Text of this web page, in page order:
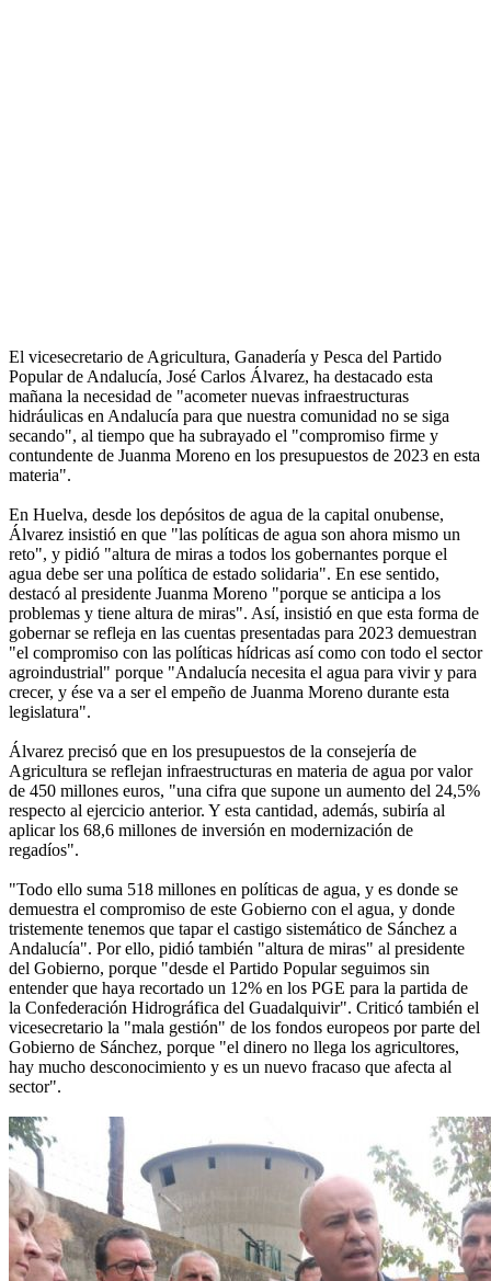
El vicesecretario de Agricultura, Ganadería y Pesca del Partido
Popular de Andalucía, José Carlos Álvarez, ha destacado esta
mañana la necesidad de "acometer nuevas infraestructuras
hidráulicas en Andalucía para que nuestra comunidad no se siga
secando", al tiempo que ha subrayado el "compromiso firme y
contundente de Juanma Moreno en los presupuestos de 2023 en esta
materia".
En Huelva, desde los depósitos de agua de la capital onubense,
Álvarez insistió en que "las políticas de agua son ahora mismo un
reto", y pidió "altura de miras a todos los gobernantes porque el
agua debe ser una política de estado solidaria". En ese sentido,
destacó al presidente Juanma Moreno "porque se anticipa a los
problemas y tiene altura de miras". Así, insistió en que esta forma de
gobernar se refleja en las cuentas presentadas para 2023 demuestran
"el compromiso con las políticas hídricas así como con todo el sector
agroindustrial" porque "Andalucía necesita el agua para vivir y para
crecer, y ése va a ser el empeño de Juanma Moreno durante esta
legislatura".
Álvarez precisó que en los presupuestos de la consejería de
Agricultura se reflejan infraestructuras en materia de agua por valor
de 450 millones euros, "una cifra que supone un aumento del 24,5%
respecto al ejercicio anterior. Y esta cantidad, además, subiría al
aplicar los 68,6 millones de inversión en modernización de
regadíos".
"Todo ello suma 518 millones en políticas de agua, y es donde se
demuestra el compromiso de este Gobierno con el agua, y donde
tristemente tenemos que tapar el castigo sistemático de Sánchez a
Andalucía". Por ello, pidió también "altura de miras" al presidente
del Gobierno, porque "desde el Partido Popular seguimos sin
entender que haya recortado un 12% en los PGE para la partida de
la Confederación Hidrográfica del Guadalquivir". Criticó también el
vicesecretario la "mala gestión" de los fondos europeos por parte del
Gobierno de Sánchez, porque "el dinero no llega los agricultores,
hay mucho desconocimiento y es un nuevo fracaso que afecta al
sector".